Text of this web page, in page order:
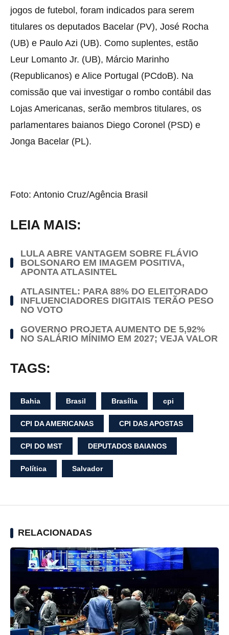
jogos de futebol, foram indicados para serem
titulares os deputados Bacelar (PV), José Rocha
(UB) e Paulo Azi (UB). Como suplentes, estão
Leur Lomanto Jr. (UB), Márcio Marinho
(Republicanos) e Alice Portugal (PCdoB). Na
comissão que vai investigar o rombo contábil das
Lojas Americanas, serão membros titulares, os
parlamentares baianos Diego Coronel (PSD) e
Jonga Bacelar (PL).
Foto: Antonio Cruz/Agência Brasil
LEIA MAIS:
LULA ABRE VANTAGEM SOBRE FLÁVIO
BOLSONARO EM IMAGEM POSITIVA,
APONTA ATLASINTEL
ATLASINTEL: PARA 88% DO ELEITORADO
INFLUENCIADORES DIGITAIS TERÃO PESO
NO VOTO
GOVERNO PROJETA AUMENTO DE 5,92%
NO SALÁRIO MÍNIMO EM 2027; VEJA VALOR
TAGS:
Bahia Brasil Brasília cpi
CPI DA AMERICANAS CPI DAS APOSTAS
CPI DO MST DEPUTADOS BAIANOS
Política Salvador
RELACIONADAS